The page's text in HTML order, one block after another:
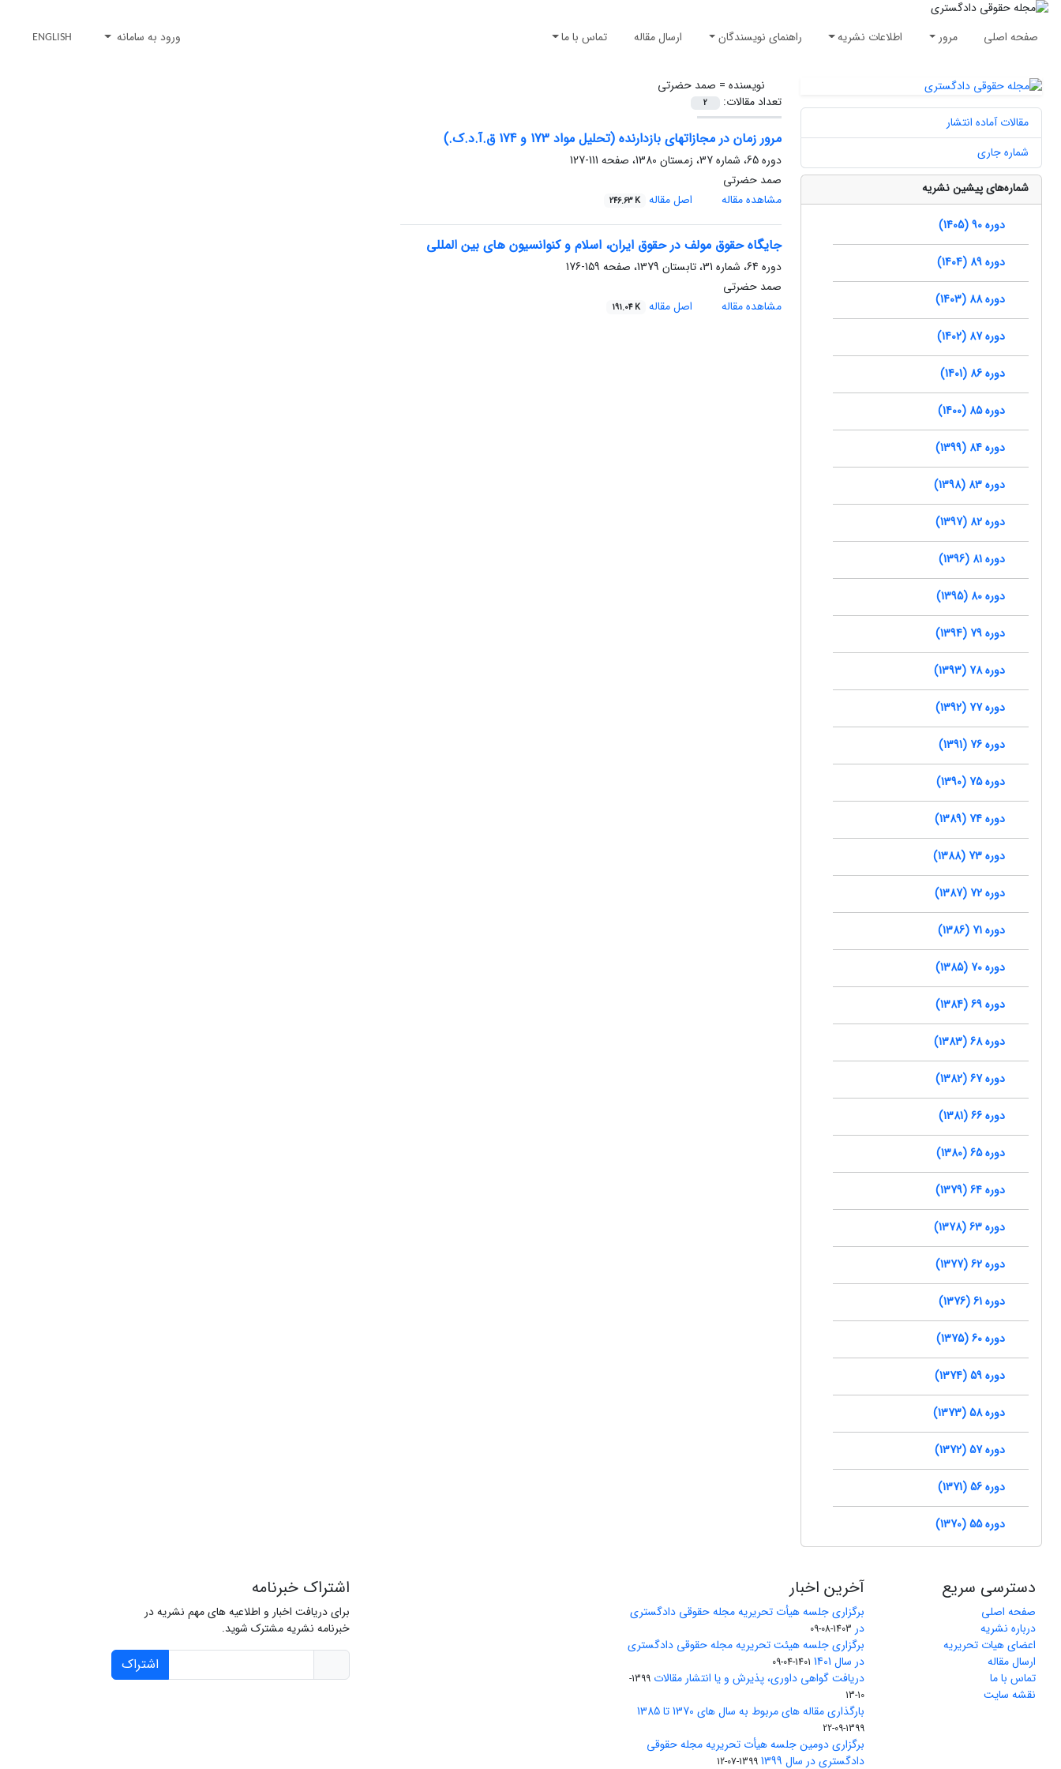
صفحه اصلی مرور اطلاعات نشریه راهنمای نویسندگان ارسال مقاله تماس با ما ورود به سامانه ENGLISH
نویسنده = صمد حضرتی
تعداد مقالات:
2
مرور زمان در مجازاتهای بازدارنده (تحلیل مواد 173 و 174 ق.آ.د.ک.)
دوره 65، شماره 37، زمستان 1380، صفحه
111-127
صمد حضرتی
مشاهده مقاله
اصل مقاله 246.63 K
جایگاه حقوق مولف در حقوق ایران، اسلام و کنوانسیون های بین المللی
دوره 64، شماره 31، تابستان 1379، صفحه
159-176
صمد حضرتی
مشاهده مقاله
اصل مقاله 191.04 K
مقالات آماده انتشار
شماره جاری
شماره‌های پیشین نشریه
دوره 90 (1405)
دوره 89 (1404)
دوره 88 (1403)
دوره 87 (1402)
دوره 86 (1401)
دوره 85 (1400)
دوره 84 (1399)
دوره 83 (1398)
دوره 82 (1397)
دوره 81 (1396)
دوره 80 (1395)
دوره 79 (1394)
دوره 78 (1393)
دوره 77 (1392)
دوره 76 (1391)
دوره 75 (1390)
دوره 74 (1389)
دوره 73 (1388)
دوره 72 (1387)
دوره 71 (1386)
دوره 70 (1385)
دوره 69 (1384)
دوره 68 (1383)
دوره 67 (1382)
دوره 66 (1381)
دوره 65 (1380)
دوره 64 (1379)
دوره 63 (1378)
دوره 62 (1377)
دوره 61 (1376)
دوره 60 (1375)
دوره 59 (1374)
دوره 58 (1373)
دوره 57 (1372)
دوره 56 (1371)
دوره 55 (1370)
دسترسی سریع
صفحه اصلی
درباره نشریه
اعضای هیات تحریریه
ارسال مقاله
تماس با ما
نقشه سایت
آخرین اخبار
برگزاری جلسه هیأت تحریریه مجله حقوقی دادگستری
در 1403-08-09
برگزاری جلسه هیئت تحریریه مجله حقوقی دادگستری
در سال 1401
1401-04-09
دریافت گواهی داوری، پذیرش و یا انتشار مقالات
1399-
10-13
بارگذاری مقاله های مربوط به سال های 1370 تا 1385
1399-09-22
برگزاری دومین جلسه هیأت تحریریه مجله حقوقی
دادگستری در سال 1399
1399-07-12
اشتراک خبرنامه
برای دریافت اخبار و اطلاعیه های مهم نشریه در
خبرنامه نشریه مشترک شوید.
اشتراک